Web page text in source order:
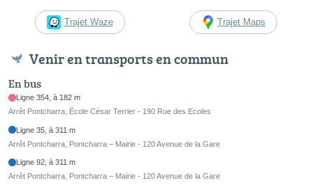
Trajet Waze Trajet Maps
Venir en transports en commun
En bus
Ligne 354, à 182 m
Arrêt Pontcharra, École César Terrier - 190 Rue des Ecoles
Ligne 35, à 311 m
Arrêt Pontcharra, Pontcharra – Mairie - 120 Avenue de la Gare
Ligne 92, à 311 m
Arrêt Pontcharra, Pontcharra – Mairie - 120 Avenue de la Gare